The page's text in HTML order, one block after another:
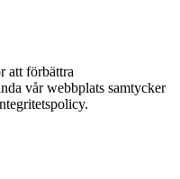
att förbättra
vår webbplats samtycker